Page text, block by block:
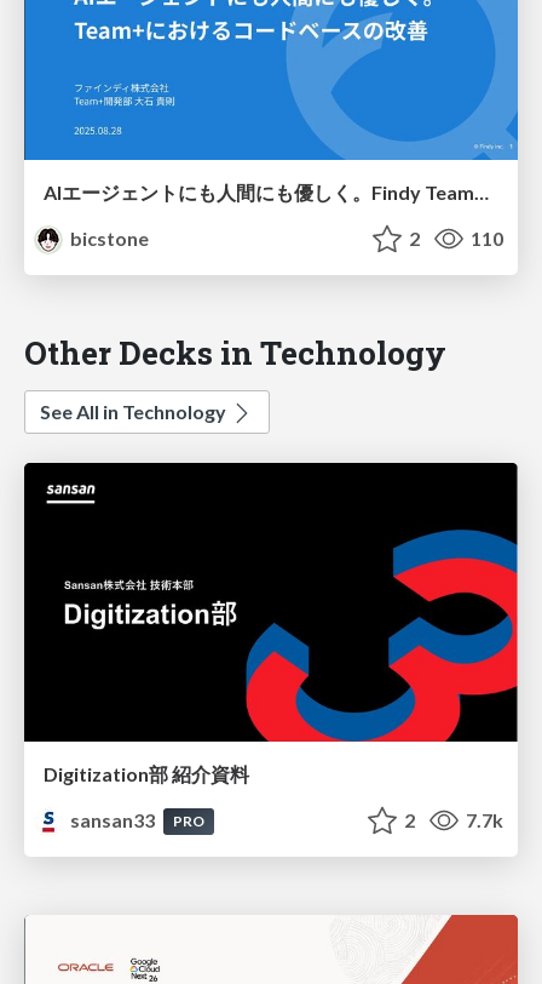
AIエージェントにも人間にも優しく。Findy Team+におけるコードベースの改善
bicstone
2 110
Other Decks in Technology
See All in Technology
Digitization部 紹介資料
sansan33
PRO 2 7.7k